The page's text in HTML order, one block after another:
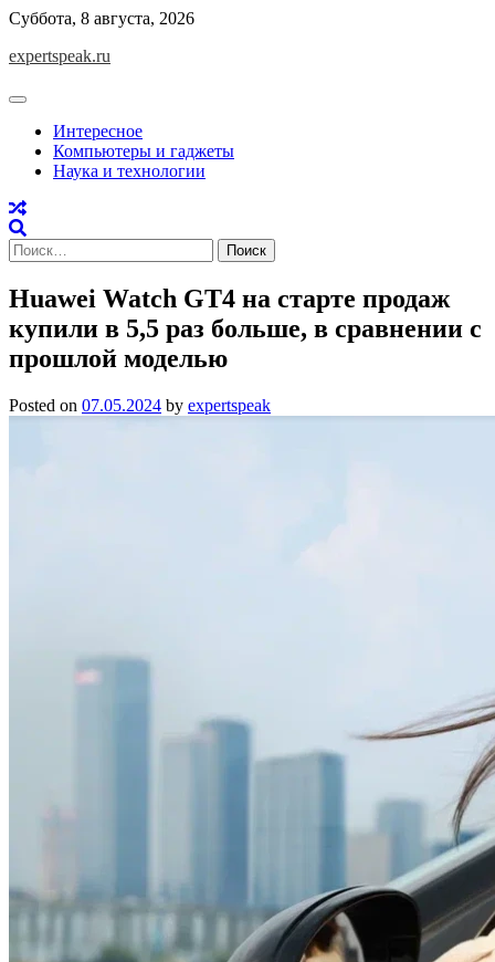
Skip
content
Суббота, 8 августа, 2026
expertspeak.ru
Интересное
Компьютеры и гаджеты
Наука и технологии
Найти:
Huawei Watch GT4 на старте продаж
купили в 5,5 раз больше, в сравнении с
прошлой моделью
Posted on 07.05.2024 by expertspeak